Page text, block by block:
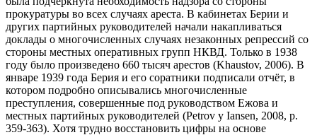
прокуратуры во всех случаях ареста. В кабинетах Берии и
других партийных руководителей начали накапливаться
доклады о многочисленных случаях незаконных репрессий со
стороны местных оперативных групп НКВД. Только в 1938
году было произведено 660 тысяч арестов (Khaustov, 2006). В
январе 1939 года Берия и его соратники подписали отчёт, в
котором подробно описывались многочисленные
преступления, совершенные под руководством Ежова и
местных партийных руководителей (Petrov y Iansen, 2008, p.
359-363). Хотя трудно восстановить цифры на основе